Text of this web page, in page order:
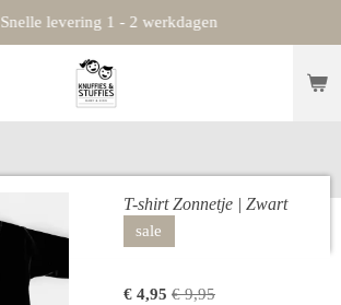
Snelle levering 1 - 2 werkdagen
T-shirt Zonnetje | Zwart
sale
€ 4,95 € 9,95